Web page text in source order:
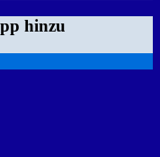
hinzu